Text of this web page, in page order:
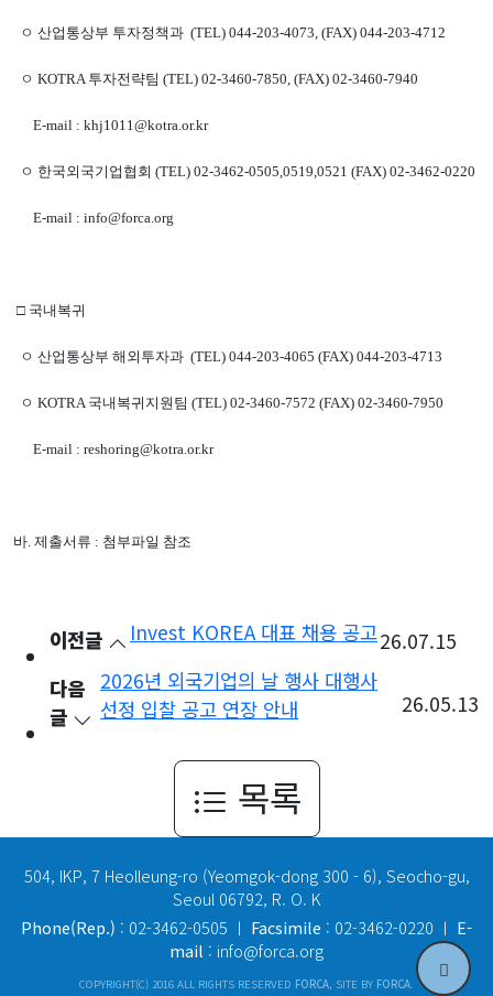
ㅇ 산업통상부 투자정책과 (TEL) 044-203-4073, (FAX) 044-203-4712
ㅇ KOTRA 투자전략팀 (TEL) 02-3460-7850, (FAX) 02-3460-7940
E-mail : khj1011@kotra.or.kr
ㅇ 한국외국기업협회 (TEL) 02-3462-0505,0519,0521 (FAX) 02-3462-0220
E-mail : info@forca.org
□ 국내복귀
ㅇ 산업통상부 해외투자과 (TEL) 044-203-4065 (FAX) 044-203-4713
ㅇ KOTRA 국내복귀지원팀 (TEL) 02-3460-7572 (FAX) 02-3460-7950
E-mail : reshoring@kotra.or.kr
바. 제출서류 : 첨부파일 참조
이전글 Invest KOREA 대표 채용 공고26.07.15
다음
글
2026년 외국기업의 날 행사 대행사
선정 입찰 공고 연장 안내
26.05.13
목록
504, IKP, 7 Heolleung-ro (Yeomgok-dong 300 - 6), Seocho-gu,
Seoul 06792, R. O. K
Phone(Rep.) : 02-3462-0505 ㅣ Facsimile : 02-3462-0220 ㅣ E-
mail : info@forca.org
COPYRIGHT(C) 2016 ALL RIGHTS RESERVED FORCA, SITE BY FORCA.